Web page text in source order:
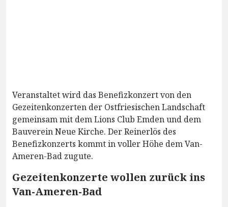
Veranstaltet wird das Benefizkonzert von den
Gezeitenkonzerten der Ostfriesischen Landschaft
gemeinsam mit dem Lions Club Emden und dem
Bauverein Neue Kirche. Der Reinerlös des
Benefizkonzerts kommt in voller Höhe dem Van-
Ameren-Bad zugute.
Gezeitenkonzerte wollen zurück ins
Van-Ameren-Bad